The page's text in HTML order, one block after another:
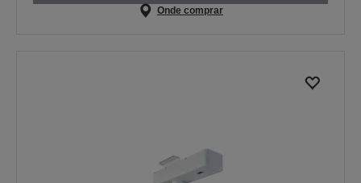
Onde comprar